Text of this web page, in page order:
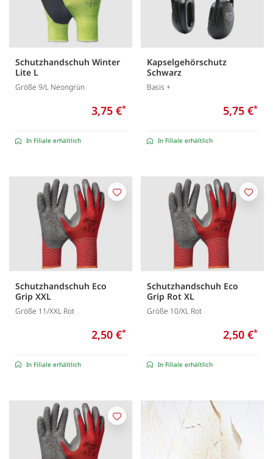
Schutzhandschuh Winter
Lite L
Größe 9/L Neongrün
3,75 €*
In Filiale erhältlich
Kapselgehörschutz
Schwarz
Basis +
5,75 €*
In Filiale erhältlich
Schutzhandschuh Eco
Grip XXL
Größe 11/XXL Rot
2,50 €*
In Filiale erhältlich
Merken
Schutzhandschuh Eco
Grip Rot XL
Größe 10/XL Rot
2,50 €*
In Filiale erhältlich
Merken